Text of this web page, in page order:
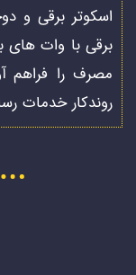
اسکوتر برقی و
برقی با وات های
مصرف را فراهم
روندکار خدمات